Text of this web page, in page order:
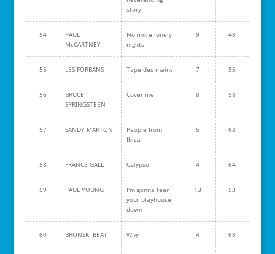
story
54
PAUL
McCARTNEY
No more lonely
nights
9 48
55 LES FORBANS Tape des mains 7 55
56
BRUCE
SPRINGSTEEN
Cover me 8 58
57 SANDY MARTON
People from
Ibiza
5 63
58 FRANCE GALL Calypso 4 64
59 PAUL YOUNG
I'm gonna tear
your playhouse
down
13 53
60 BRONSKI BEAT Why 4 68